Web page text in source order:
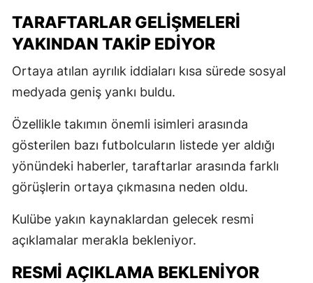
TARAFTARLAR GELIŞMELERI
YAKINDAN TAKIP EDIYOR
Ortaya atılan ayrılık iddiaları kısa sürede sosyal
medyada geniş yankı buldu.
Özellikle takımın önemli isimleri arasında
gösterilen bazı futbolcuların listede yer aldığı
yönündeki haberler, taraftarlar arasında farklı
görüşlerin ortaya çıkmasına neden oldu.
Kulübe yakın kaynaklardan gelecek resmi
açıklamalar merakla bekleniyor.
RESMI AÇIKLAMA BEKLENIYOR